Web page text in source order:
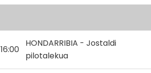
16:00
HONDARRIBIA - Jostaldi
pilotalekua